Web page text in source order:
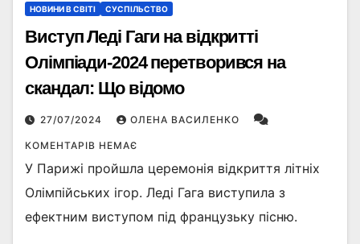
НОВИНИ В СВІТІ СУСПІЛЬСТВО
Виступ Леді Гаги на відкритті
Олімпіади-2024 перетворився на
скандал: Що відомо
27/07/2024 ОЛЕНА ВАСИЛЕНКО
КОМЕНТАРІВ НЕМАЄ
У Парижі пройшла церемонія відкриття літніх
Олімпійських ігор. Леді Гага виступила з
ефектним виступом під французьку пісню.